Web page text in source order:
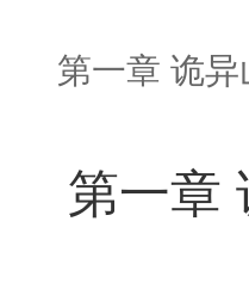
第一章 诡
第一章